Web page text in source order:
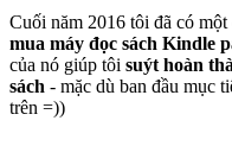
Cuối năm 2016 tôi đã có một
mua máy đọc sách Kindle
của nó giúp tôi suýt hoàn
sách - mặc dù ban đầu mục
trên =))